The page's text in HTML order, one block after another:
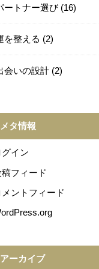
ートナー選び (16)
を整える (2)
会いの設計 (2)
メタ情報
グイン
稿フィード
メントフィード
アーカイブ